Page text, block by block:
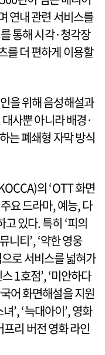
연내 관련 서비스를
통해 시각·청각장
를 더 편하게 이용할
을 위해 음성해설과
사뿐 아니라 배경·
는 폐쇄형 자막 방식
의 ‘OTT 화면
요 드라마, 예능, 다
있다. 특히 ‘피의
니티’, ‘약한 영웅
로 서비스를 넓혀가
1호점’, ‘미안하다
어 화면해설을 지원
’, ‘늑대아이’, 영화
프리 버전 영화 라인